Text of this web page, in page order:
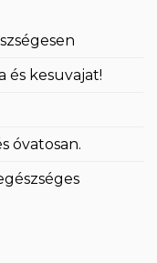
és kesuvajat!
óvatosan.